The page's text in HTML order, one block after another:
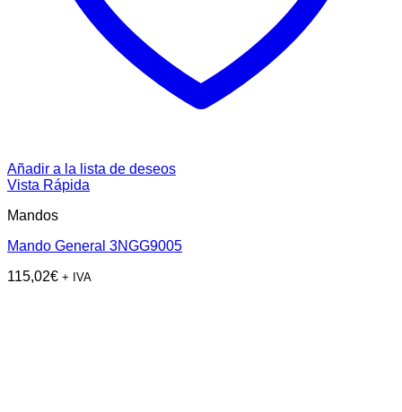
Añadir a la lista de deseos
Vista Rápida
Mandos
Mando General 3NGG9005
115,02€ + IVA